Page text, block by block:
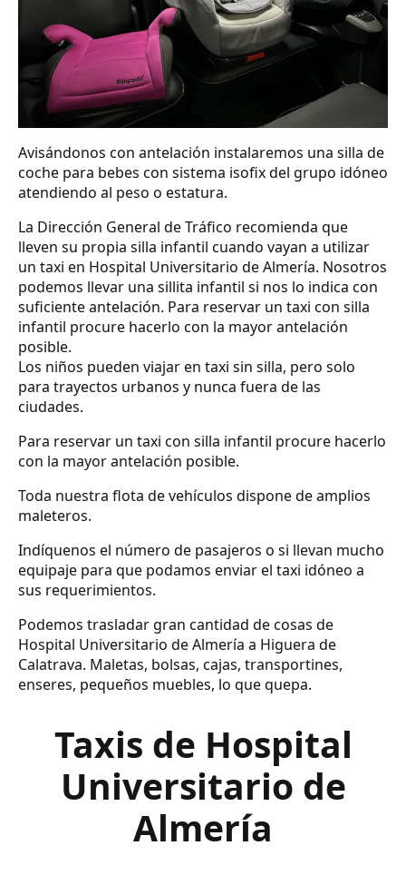
Avisándonos con antelación instalaremos una silla de
coche para bebes con sistema isofix del grupo idóneo
atendiendo al peso o estatura.
La Dirección General de Tráfico recomienda que
lleven su propia silla infantil cuando vayan a utilizar
un taxi en Hospital Universitario de Almería. Nosotros
podemos llevar una sillita infantil si nos lo indica con
suficiente antelación. Para reservar un taxi con silla
infantil procure hacerlo con la mayor antelación
posible.
Los niños pueden viajar en taxi sin silla, pero solo
para trayectos urbanos y nunca fuera de las
ciudades.
Para reservar un taxi con silla infantil procure hacerlo
con la mayor antelación posible.
Toda nuestra flota de vehículos dispone de amplios
maleteros.
Indíquenos el número de pasajeros o si llevan mucho
equipaje para que podamos enviar el taxi idóneo a
sus requerimientos.
Podemos trasladar gran cantidad de cosas de
Hospital Universitario de Almería a Higuera de
Calatrava. Maletas, bolsas, cajas, transportines,
enseres, pequeños muebles, lo que quepa.
Taxis de Hospital
Universitario de
Almería